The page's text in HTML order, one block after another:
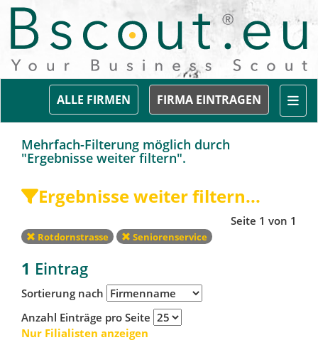
FIRMA EINTRAGEN
ALLE FIRMEN
Mehrfach-Filterung möglich durch
"Ergebnisse weiter filtern".
Ergebnisse weiter filtern...
Seite 1 von 1
Rotdornstrasse Seniorenservice
1 Eintrag
Sortierung nach
Anzahl Einträge pro Seite
Nur Filialisten anzeigen